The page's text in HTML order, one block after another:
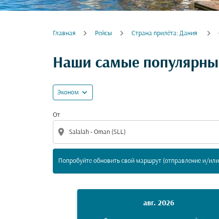
Главная Рейсы Cтрана прилёта: Дания
Наши самые
Эконом expand_more
От
location_on
Попробуйте обновить свой маршрут (отправление и/
Попробуйте обновить свой маршрут
авг. 2026